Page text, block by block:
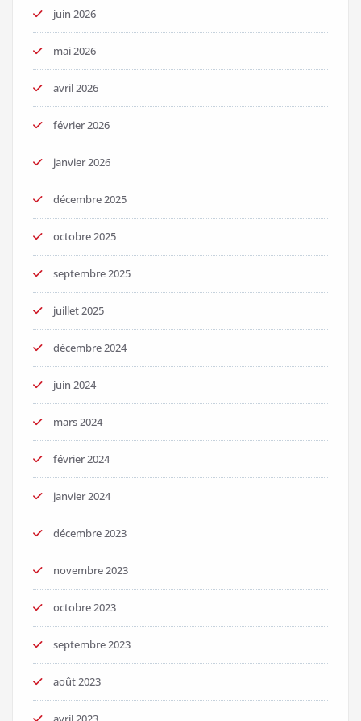
juin 2026
mai 2026
avril 2026
février 2026
janvier 2026
décembre 2025
octobre 2025
septembre 2025
juillet 2025
décembre 2024
juin 2024
mars 2024
février 2024
janvier 2024
décembre 2023
novembre 2023
octobre 2023
septembre 2023
août 2023